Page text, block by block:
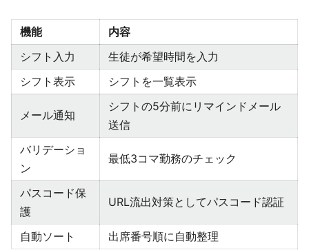
機能
内容
シフト入力
生徒が希望時間を入力
シフト表示
シフトを一覧表示
メール通知
シフトの5分前にリマインドメール
送信
バリデーショ
ン
最低3コマ勤務のチェック
パスコード保
護
URL流出対策としてパスコード認証
自動ソート 出席番号順に自動整理